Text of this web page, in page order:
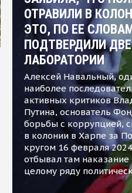
ОТРАВИЛИ В
ЭТО, ПО ЕЕ
ПОДТВЕРДИЛИ ДВЕ
ЛАБОРАТОРИИ
Алексей Навальный,
наиболее
активных критиков
Путина, основатель
борьбы с коррупцией,
в колонии в Харпе за
кругом 16 февраля
отбывал там наказание
целому ряду